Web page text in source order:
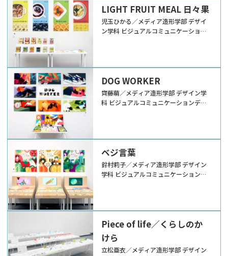
LIGHT FRUIT MEAL 日々果
児玉ひかる／メディア造形学部 デザイ
ン学科 ビジュアルコミュニケーション
DOG WORKER
齊藤萌／メディア造形学部 デザイン学
科 ビジュアルコミュニケーションデザ
ベジ言葉
鈴村莉子／メディア造形学部 デザイン
学科 ビジュアルコミュニケーションデ
Piece of life／くらしのか
けら
立松亜衣／メディア造形学部 デザイン